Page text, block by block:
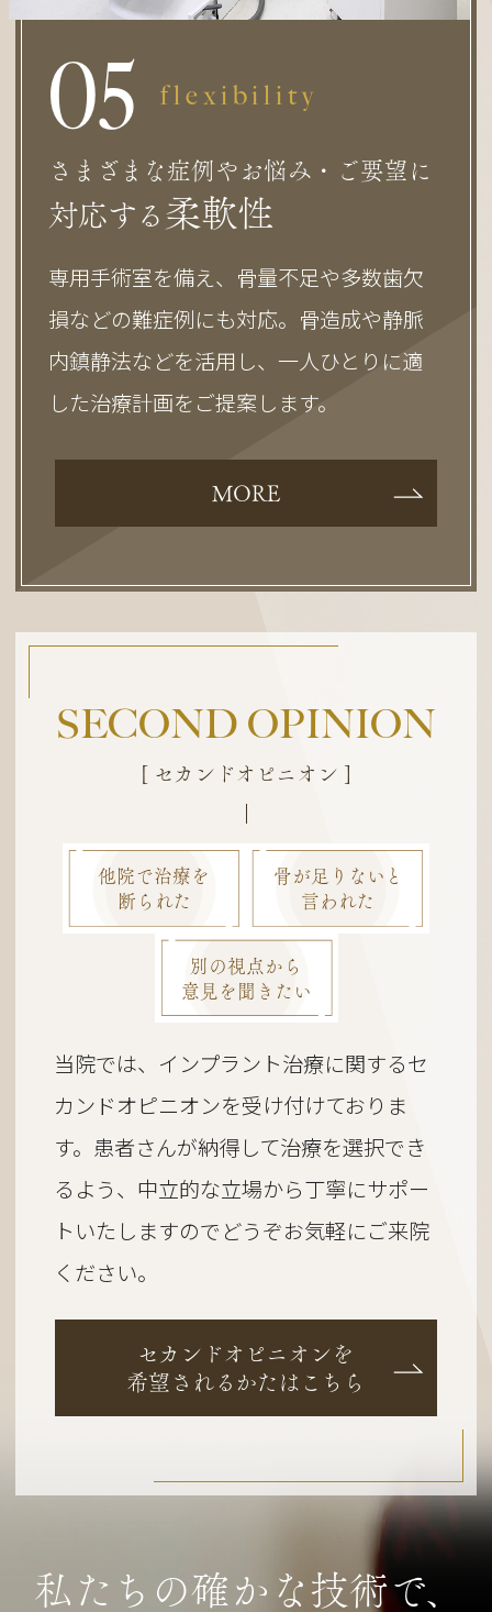
05 flexibility
さまざまな症例やお悩み・ご要望に
対応する 柔軟性
専用手術室を備え、骨量不足や多数歯欠
損などの難症例にも対応。骨造成や静脈
内鎮静法などを活用し、一人ひとりに適
した治療計画をご提案します。
MORE
SECOND OPINION
[ セカンドオピニオン ]
他院で治療を
断られた
骨が足りないと
言われた
別の視点から
意見を聞きたい
当院では、インプラント治療に関するセ
カンドオピニオンを受け付けておりま
す。 患者さんが納得して治療を選択でき
るよう、 中立的な立場から丁寧にサポー
トいたしますのでどうぞお気軽にご来院
ください。
セカンドオピニオンを
希望されるかたはこちら
私たちの確かな技術で、